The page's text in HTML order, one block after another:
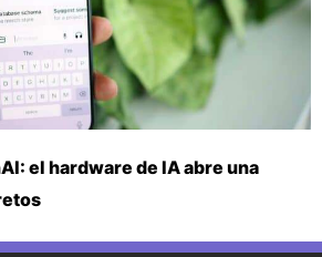
el hardware de IA abre una